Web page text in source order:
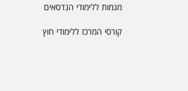
מגמות ללימודי הנדסאים
קורסי המרכז ללימודי חוץ